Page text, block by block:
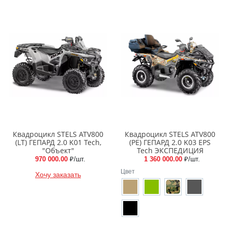
Квадроцикл STELS ATV800
(LT) ГЕПАРД 2.0 K01 Tech,
"Объект"
970 000.00 ₽/шт.
Хочу заказать
Квадроцикл STELS ATV800
(PE) ГЕПАРД 2.0 K03 EPS
Tech ЭКСПЕДИЦИЯ
1 360 000.00 ₽/шт.
Цвет